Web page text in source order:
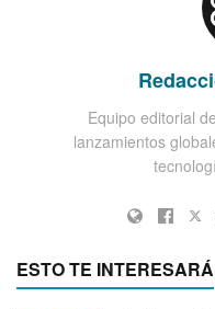
Equipo editorial
lanzamientos
ESTO TE INTERESARÁ